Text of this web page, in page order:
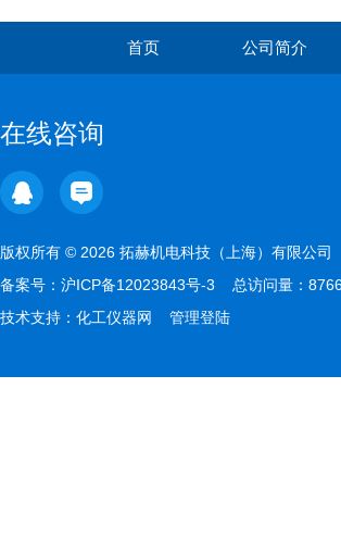
首页 公司简介
在线咨询
版权所有 © 2026 拓赫机电科技（上海）有限公司
备案号： 沪ICP备12023843号-3 总访问量：
技术支持： 化工仪器网 管理登陆